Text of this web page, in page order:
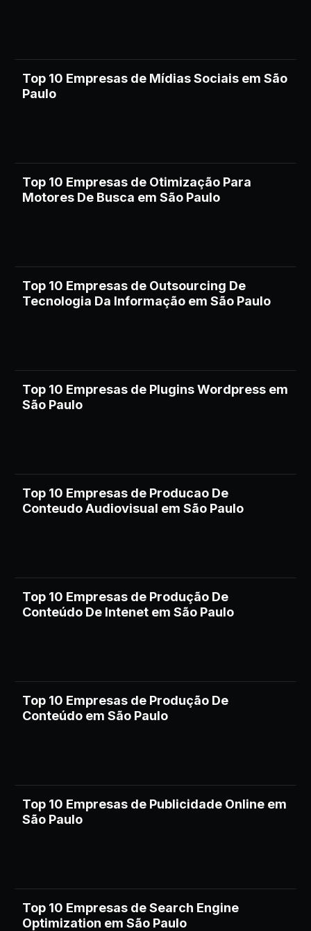
Top 10 Empresas de Mídias Sociais em São
Paulo
Top 10 Empresas de Otimização Para
Motores De Busca em São Paulo
Top 10 Empresas de Outsourcing De
Tecnologia Da Informação em São Paulo
Top 10 Empresas de Plugins Wordpress em
São Paulo
Top 10 Empresas de Producao De
Conteudo Audiovisual em São Paulo
Top 10 Empresas de Produção De
Conteúdo De Intenet em São Paulo
Top 10 Empresas de Produção De
Conteúdo em São Paulo
Top 10 Empresas de Publicidade Online em
São Paulo
Top 10 Empresas de Search Engine
Optimization em São Paulo